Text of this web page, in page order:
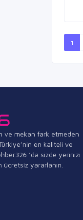
1
ve mekan fark etmeden
en kaliteli ve
‘da sizde yerinizi
yararlanın.